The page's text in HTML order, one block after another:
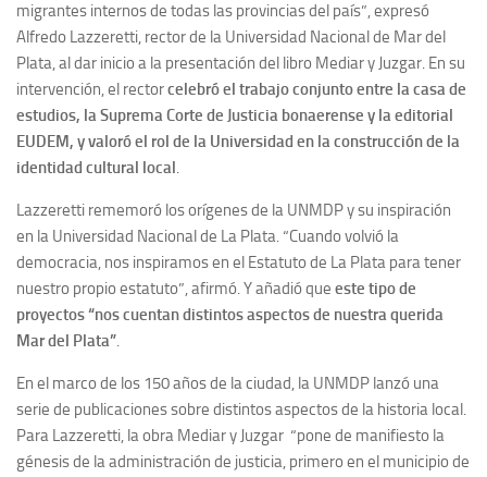
migrantes internos de todas las provincias del país”, expresó
Alfredo Lazzeretti, rector de la Universidad Nacional de Mar del
Plata, al dar inicio a la presentación del libro Mediar y Juzgar. En su
intervención, el rectorcelebró el trabajo conjunto entre la casa de
estudios, la Suprema Corte de Justicia bonaerense y la editorial
EUDEM, y valoró el rol de la Universidad en la construcción de la
identidad cultural local .
Lazzeretti rememoró los orígenes de la UNMDP y su inspiración
en la Universidad Nacional de La Plata. “Cuando volvió la
democracia, nos inspiramos en el Estatuto de La Plata para tener
nuestro propio estatuto”, afirmó. Y añadió que este tipo de
proyectos “nos cuentan distintos aspectos de nuestra querida
Mar del Plata”.
En el marco de los 150 años de la ciudad, la UNMDP lanzó una
serie de publicaciones sobre distintos aspectos de la historia local.
Para Lazzeretti, la obra Mediar y Juzgar “pone de manifiesto la
génesis de la administración de justicia, primero en el municipio de